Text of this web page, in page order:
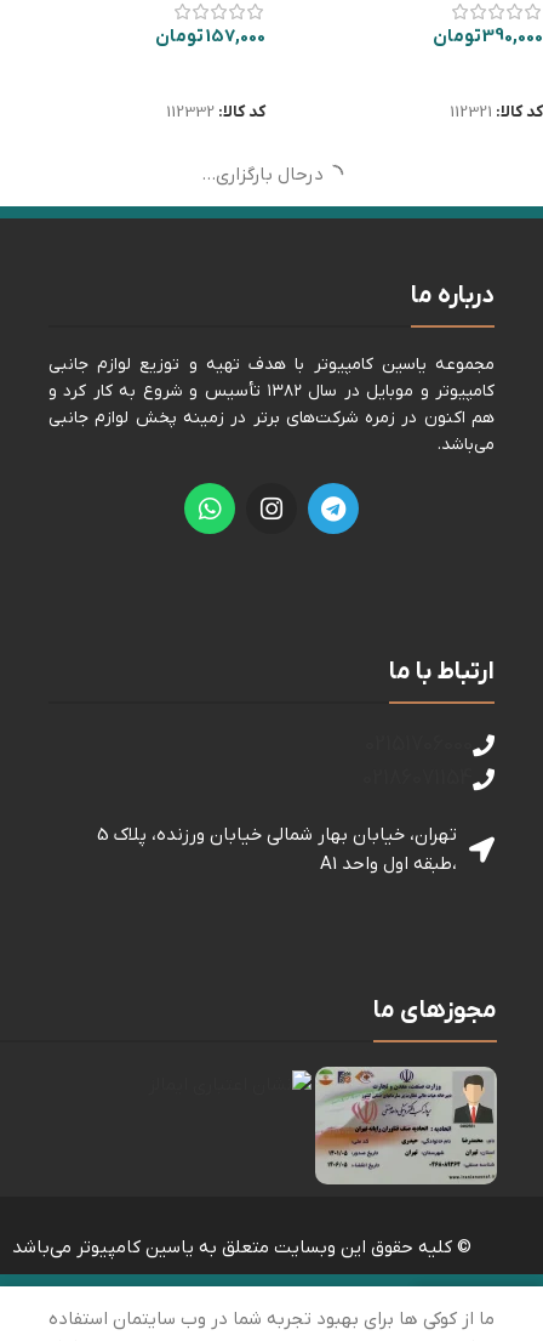
390,000تومان
کد کالا: 112321
157,000تومان
کد کالا: 112332
درحال بارگزاری...
درباره ما
مجموعه ياسين كامپيوتر با هدف تهيه و توزيع لوازم جانبی
كامپيوتر و موبايل در سال ١٣٨٢ تأسيس و شروع به كار كرد و
هم اكنون در زمره شركت‌های برتر در زمينه پخش لوازم جانبی
می‌باشد.
ارتباط با ما
تهران، خیابان بهار شمالی خيابان ورزنده، پلاک 5
،طبقه اول واحد A1
مجوزهای ما
© کلیه حقوق این وبسایت متعلق به یاسین کامپیوتر می‌باشد
سبد خرید
حساب کاربری من
ما از کوکی ها برای بهبود تجربه شما در وب سایتمان استفاده